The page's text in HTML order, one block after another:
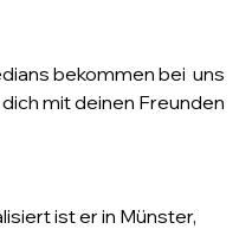
bekommen bei  uns
mit deinen Freunden
ist er in Münster,